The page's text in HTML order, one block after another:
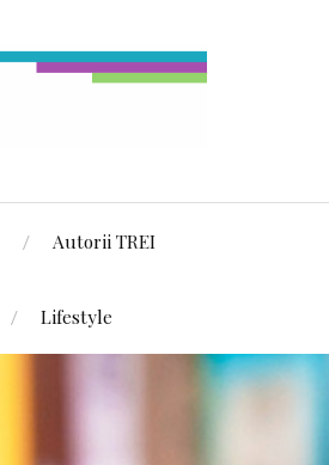
Autorii TREI
Lifestyle